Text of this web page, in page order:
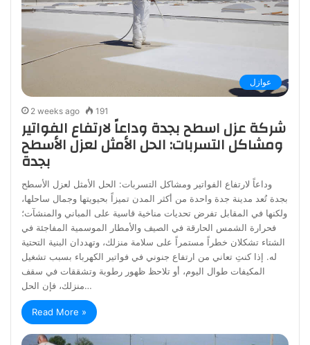
عوازل
2 weeks ago 191
شركة عزل اسطح بجدة وداعاً لارتفاع الفواتير
ومشاكل التسربات: الحل الأمثل لعزل الأسطح
بجدة
وداعاً لارتفاع الفواتير ومشاكل التسربات: الحل الأمثل لعزل الأسطح
بجدة تُعد مدينة جدة واحدة من أكثر المدن تميزاً بحيويتها وجمال ساحلها،
ولكنها في المقابل تفرض تحديات مناخية قاسية على المباني والمنشآت؛
فحرارة الشمس الحارقة في الصيف والأمطار الموسمية المفاجئة في
الشتاء تشكلان خطراً مستمراً على سلامة منزلك، وتهددان البنية التحتية
له. إذا كنتِ تعاني من ارتفاع جنوني في فواتير الكهرباء بسبب تشغيل
المكيفات طوال اليوم، أو تلاحظ ظهور رطوبة وتشققات في سقف
منزلك، فإن الحل…
Read More »